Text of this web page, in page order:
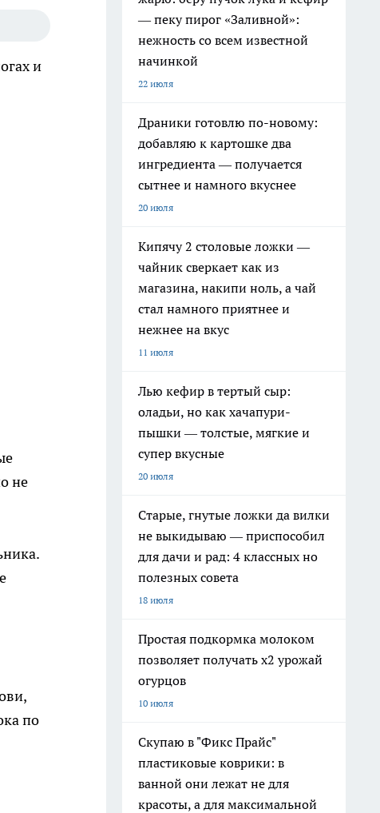
и
не
по
— пеку пирог «Заливной»:
нежность со всем известной
начинкой
22 июля
Драники готовлю по-новому:
добавляю к картошке два
ингредиента — получается
сытнее и намного вкуснее
20 июля
Кипячу 2 столовые ложки —
чайник сверкает как из
магазина, накипи ноль, а чай
стал намного приятнее и
нежнее на вкус
11 июля
Лью кефир в тертый сыр:
оладьи, но как хачапури-
пышки — толстые, мягкие и
супер вкусные
20 июля
Старые, гнутые ложки да вилки
не выкидываю — приспособил
для дачи и рад: 4 классных но
полезных совета
18 июля
Простая подкормка молоком
позволяет получать х2 урожай
огурцов
10 июля
Скупаю в "Фикс Прайс"
пластиковые коврики: в
ванной они лежат не для
красоты, а для максимальной